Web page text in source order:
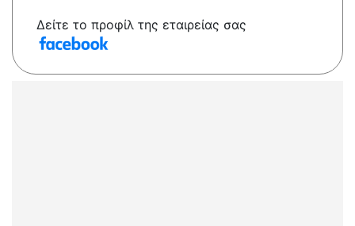
Δείτε το προφίλ της εταιρείας σας